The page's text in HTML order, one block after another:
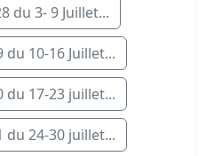
du 3- 9 Juillet...
du 10-16 Juillet...
du 17-23 juillet...
du 24-30 juillet...